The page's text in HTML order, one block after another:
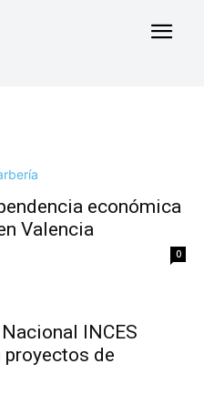
económica
Valencia
0
INCES
proyectos de